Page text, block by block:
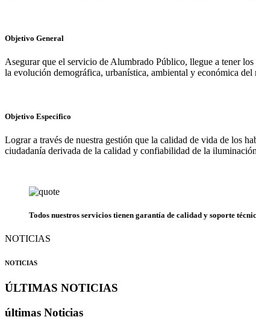
Objetivo General
Asegurar que el servicio de Alumbrado Público, llegue a tener
la evolución demográfica, urbanística, ambiental y económica del
Objetivo Especifico
Lograr a través de nuestra gestión que la calidad de vida de los
ciudadanía derivada de la calidad y confiabilidad de la
Todos nuestros servicios tienen garantía de calidad y soporte
NOTICIAS
NOTICIAS
ÚLTIMAS NOTICIAS
últimas Noticias